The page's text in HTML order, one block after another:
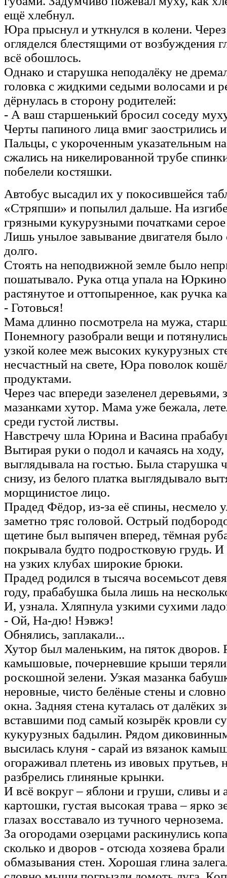
ещё хлебнул.
Юра прыснул и уткнулся в колени.
огляделся блестящими от возбуждения
всё обошлось.
Однако и старушка неподалёку не
головка с жидкими седыми волосами и
дёрнулась в сторону родителей:
- А ваш старшенький бросил соседу
Черты папиного лица вмиг заострились
Пальцы, с укороченным указательным
сжались на никелированной трубе
побелели костяшки.
Автобус высадил их у покосившейся
«Стряпши» и попылил дальше. На
грязными кукурузными початками серое
Лишь унылое завывание двигателя
долго.
Стоять на неподвижной земле было
пошатывало. Рука отца упала на Юркино
растянутое и оттопыренное, как ручка
- Готовься!
Мама длинно посмотрела на мужа,
Понемногу разобрали вещи и
узкой колее меж высоких кукурузных
несчастный на свете, Юра поволок
продуктами.
Через час впереди зазеленел деревьями,
мазанками хутор. Мама уже бежала,
среди густой листвы.
Навстречу шла Юрина и Васина
Вытирая руки о подол и качаясь на ходу,
выглядывала на гостью. Была старушка
снизу, из белого платка выглядывало
морщинистое лицо.
Прадед Фёдор, из-за её спины, несмело
заметно тряс головой. Острый
щетине был выпячен вперед, тёмная
покрывала будто подростковую грудь. И
на узких клубах широкие брюки.
Прадед родился в тысяча восемьсот
году, прабабушка была лишь на
И, узнала. Хляпнула узкими сухими
- Ой, На-дю! Нэвжэ!
Обнялись, заплакали...
Хутор был маленьким, на пяток дворов.
камышовые, почерневшие крыши
роскошной зелени. Узкая мазанка
неровные, чисто белёные стены и
окна. Задняя стена куталась от далёких
вставшими под самый козырёк кровли
кукурузных бадылин. Рядом
высилась клуня - сарай из вязанок
огораживал плетень из ивовых прутьев,
разбрелись глиняные крынки.
И всё вокруг – яблони и груши, сливы и
картошки, густая высокая трава – ярко
глазах восставало из тучного чернозема.
За огородами озерцами раскинулись
сколько и дворов - отсюда хозяева
обмазывания стен. Хорошая глина